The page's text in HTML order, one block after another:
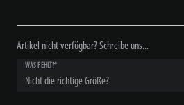
Artikel nicht verfügbar? Schreibe uns...
WAS FEHLT?*